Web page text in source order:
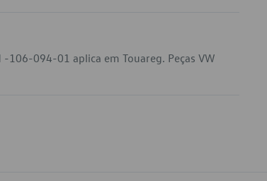
106-094-01 aplica em Touareg. Peças VW